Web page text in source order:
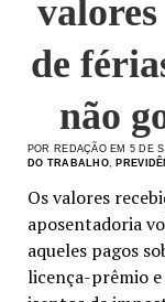
de
não
POR REDAÇÃO EM 5 DE
DO TRABALHO,
Os valores
aposentadoria
aqueles pagos
licença-prêmio e